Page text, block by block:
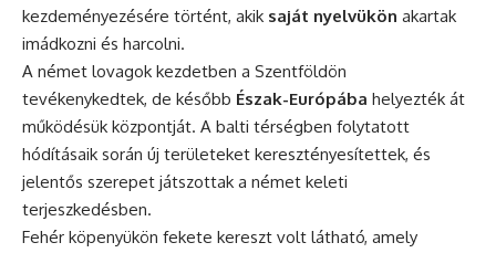
kezdeményezésére történt, akik saját nyelvükön akartak
imádkozni és harcolni.
A német lovagok kezdetben a Szentföldön
tevékenykedtek, de később Észak-Európába helyezték át
működésük központját. A balti térségben folytatott
hódításaik során új területeket keresztényesítettek, és
jelentős szerepet játszottak a német keleti
terjeszkedésben.
Fehér köpenyükön fekete kereszt volt látható, amely